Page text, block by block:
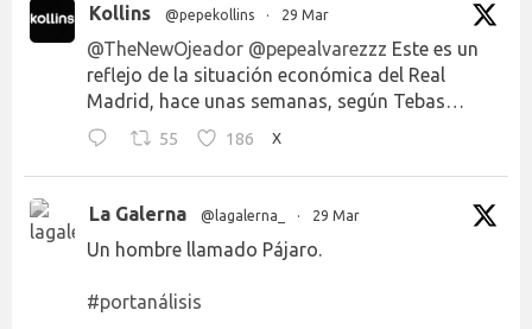
Kollins @pepekollins · 29 Mar
@TheNewOjeador @pepealvarezzz Este es un
reflejo de la situación económica del Real
Madrid, hace unas semanas, según Tebas…
55 186 X
La Galerna @lagalerna_ · 29 Mar
Un hombre llamado Pájaro.
#portanálisis